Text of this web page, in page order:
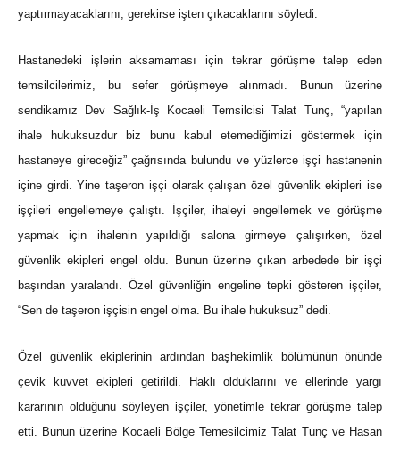
yaptırmayacaklarını, gerekirse işten çıkacaklarını söyledi.
Hastanedeki işlerin aksamaması için tekrar görüşme talep eden
temsilcilerimiz, bu sefer görüşmeye alınmadı. Bunun üzerine
sendikamız Dev Sağlık-İş Kocaeli Temsilcisi Talat Tunç, “yapılan
ihale hukuksuzdur biz bunu kabul etemediğimizi göstermek için
hastaneye gireceğiz” çağrısında bulundu ve yüzlerce işçi hastanenin
içine girdi. Yine taşeron işçi olarak çalışan özel güvenlik ekipleri ise
işçileri engellemeye çalıştı. İşçiler, ihaleyi engellemek ve görüşme
yapmak için ihalenin yapıldığı salona girmeye çalışırken, özel
güvenlik ekipleri engel oldu. Bunun üzerine çıkan arbedede bir işçi
başından yaralandı. Özel güvenliğin engeline tepki gösteren işçiler,
“Sen de taşeron işçisin engel olma. Bu ihale hukuksuz” dedi.
Özel güvenlik ekiplerinin ardından başhekimlik bölümünün önünde
çevik kuvvet ekipleri getirildi. Haklı olduklarını ve ellerinde yargı
kararının olduğunu söyleyen işçiler, yönetimle tekrar görüşme talep
etti. Bunun üzerine Kocaeli Bölge Temesilcimiz Talat Tunç ve Hasan